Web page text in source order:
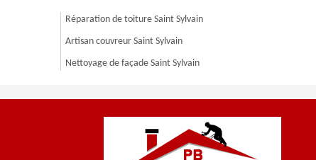
Réparation de toiture Saint Sylvain
Artisan couvreur Saint Sylvain
Nettoyage de façade Saint Sylvain